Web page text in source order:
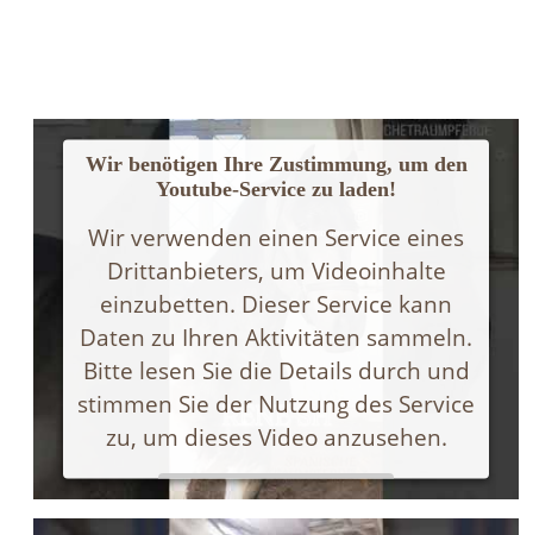
Wir benötigen Ihre Zustimmung, um den
Youtube-Service zu laden!
Wir verwenden einen Service eines
Drittanbieters, um Videoinhalte
einzubetten. Dieser Service kann
Daten zu Ihren Aktivitäten sammeln.
Bitte lesen Sie die Details durch und
stimmen Sie der Nutzung des Service
zu, um dieses Video anzusehen.
Mehr Informationen